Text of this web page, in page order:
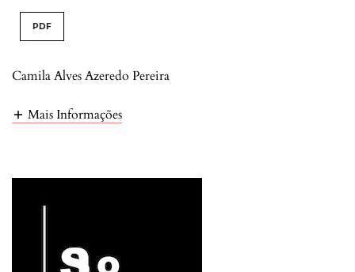
PDF
Camila Alves Azeredo Pereira
Mais Informações